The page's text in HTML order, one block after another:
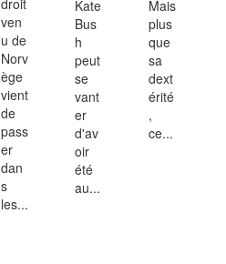
ven
u de
Norv
ège
vient
de
pass
er
dan
s
les...
Kate
Bus
h
peut
se
vant
er
d'av
oir
été
au...
Mais
plus
que
sa
dext
érité
,
ce...